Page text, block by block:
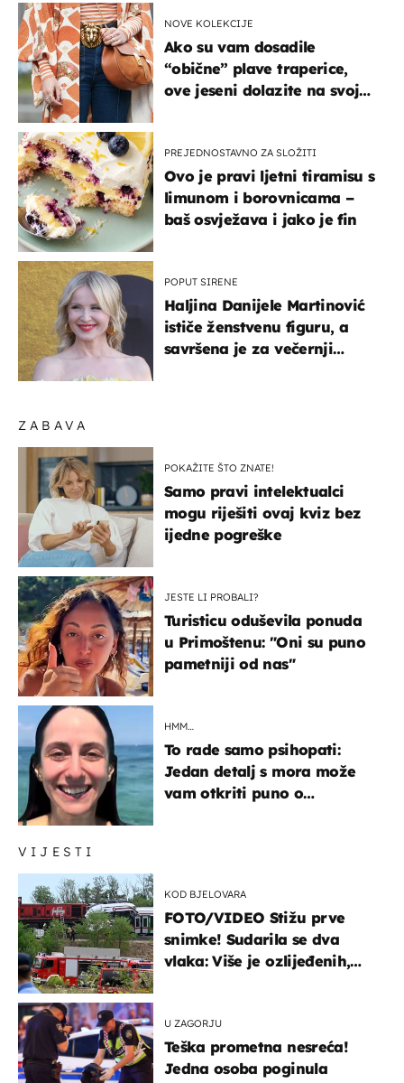
VIJESTI
KOD BJELOVARA
FOTO/VIDEO Stižu prve
snimke! Sudarila se dva
vlaka: Više je ozlijeđenih,
U ZAGORJU
Teška prometna nesreća!
Jedna osoba poginula
ZABAVA
POKAŽITE ŠTO ZNATE!
Samo pravi intelektualci
mogu riješiti ovaj kviz bez
ijedne pogreške
JESTE LI PROBALI?
Turisticu oduševila ponuda
u Primoštenu: "Oni su puno
pametniji od nas"
HMM…
To rade samo psihopati:
Jedan detalj s mora može
vam otkriti puno o
NOVE KOLEKCIJE
Ako su vam dosadile
“obične” plave traperice,
ove jeseni dolazite na svoje
PREJEDNOSTAVNO ZA SLOŽITI
Ovo je pravi ljetni tiramisu s
limunom i borovnicama –
baš osvježava i jako je fin
POPUT SIRENE
Haljina Danijele Martinović
ističe ženstvenu figuru, a
savršena je za večernji